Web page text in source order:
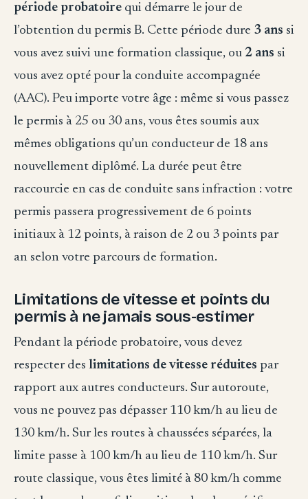
période probatoire qui démarre le jour de
l’obtention du permis B. Cette période dure 3 ans si
vous avez suivi une formation classique, ou 2 ans si
vous avez opté pour la conduite accompagnée
(AAC). Peu importe votre âge : même si vous passez
le permis à 25 ou 30 ans, vous êtes soumis aux
mêmes obligations qu’un conducteur de 18 ans
nouvellement diplômé. La durée peut être
raccourcie en cas de conduite sans infraction : votre
permis passera progressivement de 6 points
initiaux à 12 points, à raison de 2 ou 3 points par
an selon votre parcours de formation.
Limitations de vitesse et points du
permis à ne jamais sous-estimer
Pendant la période probatoire, vous devez
respecter des limitations de vitesse réduites par
rapport aux autres conducteurs. Sur autoroute,
vous ne pouvez pas dépasser 110 km/h au lieu de
130 km/h. Sur les routes à chaussées séparées, la
limite passe à 100 km/h au lieu de 110 km/h. Sur
route classique, vous êtes limité à 80 km/h comme